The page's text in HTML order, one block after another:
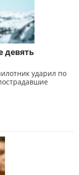
девять
ударил по